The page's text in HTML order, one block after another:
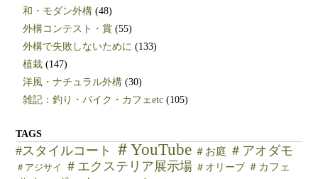
和・モダン外構 (48)
外構コンテスト・賞 (55)
外構で失敗しないために (133)
植栽 (147)
洋風・ナチュラル外構 (30)
雑記：釣り・バイク・カフェetc (105)
TAGS
#スタイルコート ＃YouTube ＃お庭 ＃アオダモ
＃アジサイ ＃エクステリア展示場 ＃オリーブ ＃カフェ